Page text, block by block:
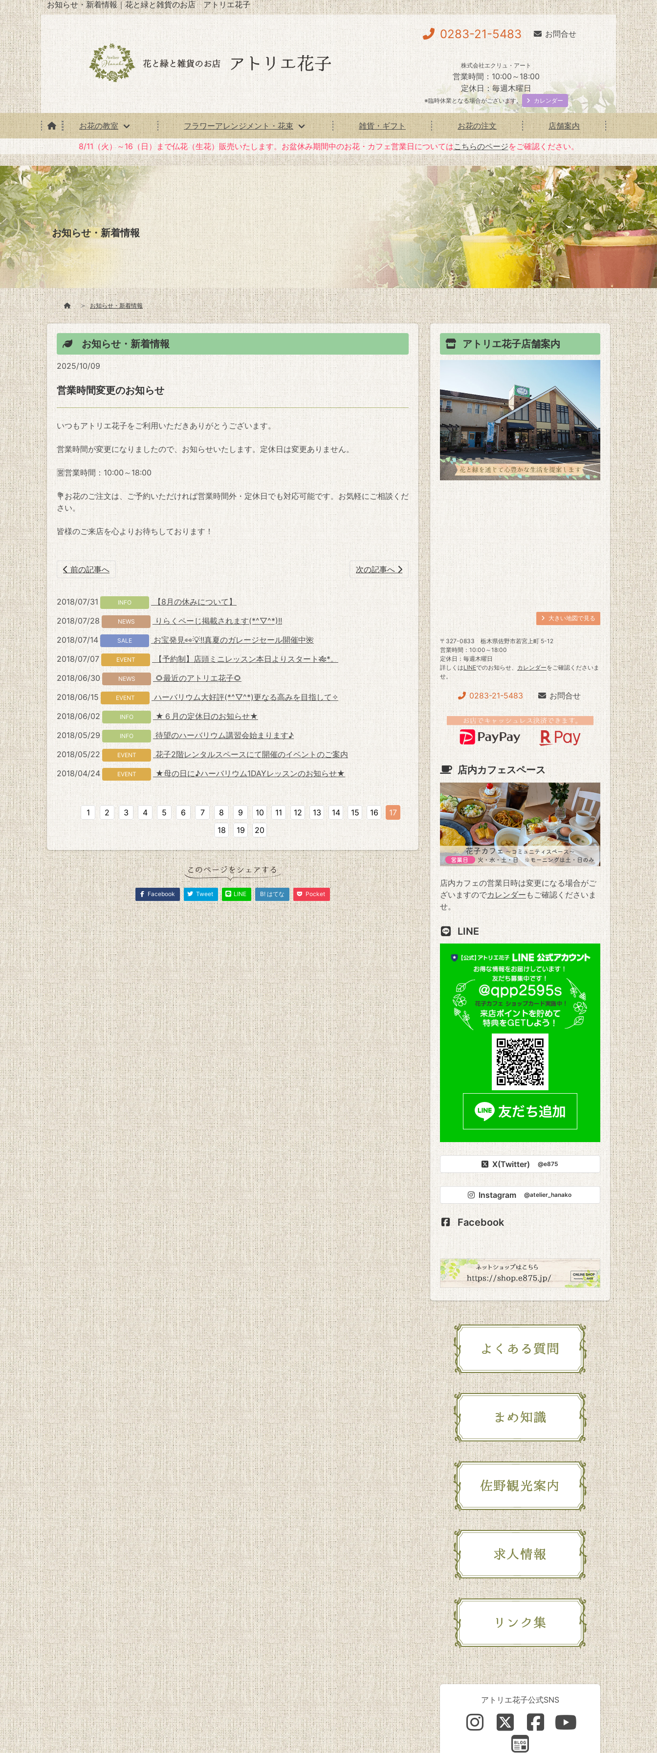
お知らせ・新着情報｜花と緑と雑貨のお店 アトリエ花子
0283-21-5483 お問合せ
株式会社エクリュ・アート
営業時間：10:00～18:00
定休日：毎週木曜日
※臨時休業となる場合がございます。 カレンダー
お花の教室 フラワーアレンジメント・花束 雑貨・ギフト お花の注文 店舗案内
8/11（火）～16（日）まで仏花（生花）販売いたします。お盆休み期間中のお花・カフェ営業日についてはこちらのページをご確認ください。
お知らせ・新着情報
お知らせ・新着情報
お知らせ・新着情報
2025/10/09
営業時間変更のお知らせ
いつもアトリエ花子をご利用いただきありがとうございます。
営業時間が変更になりましたので、お知らせいたします。定休日は変更ありません。
🈺営業時間：10:00～18:00
💐お花のご注文は、ご予約いただければ営業時間外・定休日でも対応可能です。お気軽にご相談くだ
さい。
皆様のご来店を心よりお待ちしております！
前の記事へ 次の記事へ
2018/07/31 INFO
【8月の休みについて】
2018/07/28
NEWS
りらくペーじ掲載されます(*^▽^*)!!
2018/07/14
SALE
お宝発見👀💡!!真夏のガレージセール開催中🌺
2018/07/07
EVENT
【予約制】店頭ミニレッスン本日よりスタート🎋*。
2018/06/30
NEWS
🌻最近のアトリエ花子🌻
2018/06/15
EVENT
ハーバリウム大好評(*^▽^*)更なる高みを目指して✧
2018/06/02
INFO
★６月の定休日のお知らせ★
2018/05/29
INFO
待望のハーバリウム講習会始まります♪
2018/05/22
EVENT
花子2階レンタルスペースにて開催のイベントのご案内
2018/04/24
EVENT ★母の日に♪ハーバリウム1DAYレッスンのお知らせ★
1 2 3 4 5 6 7 8 9 10 11 12 13 14 15 16
17
18
19 20
Facebook Tweet LINE B! はてな Pocket
アトリエ花子店舗案内
大きい地図で見る
〒327-0833
栃木県佐野市若宮上町 5-12
営業時間：10:00～18:00
定休日：毎週木曜日
詳しくはLINEでのお知らせ、 カレンダーをご確認くださいま
せ。
0283-21-5483 お問合せ
店内カフェスペース
店内カフェの営業日時は変更になる場合がご
ざいますのでカレンダーもご確認くださいま
せ。
LINE
X(Twitter) @e875
Instagram @atelier_hanako
Facebook
アトリエ花子公式SNS